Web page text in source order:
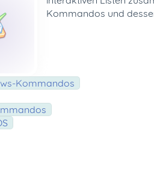
Kommandos und
Kommandos